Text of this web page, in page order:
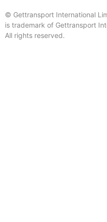
© Gettransport International
is trademark of Gettransport
All rights reserved.